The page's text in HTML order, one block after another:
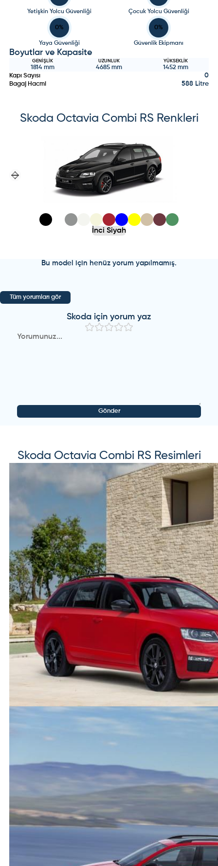
Yetişkin Yolcu Güvenliği Çocuk Yolcu Güvenliği
0%
Yaya Güvenliği
0%
Güvenlik Ekipmanı
Boyutlar ve Kapasite
GENIŞLIK
1814mm
UZUNLUK
4685mm
YÜKSEKLIK
1452mm
Kapı Sayısı
0
Bagaj Hacmi 588 Litre
Skoda Octavia Combi RS Renkleri
Previous slide
Next slide
İnci Siyah
Bu model için henüz yorum yapılmamış.
Tüm yorumları gör
Skoda için yorum yaz
Gönder
Skoda Octavia Combi RS Resimleri